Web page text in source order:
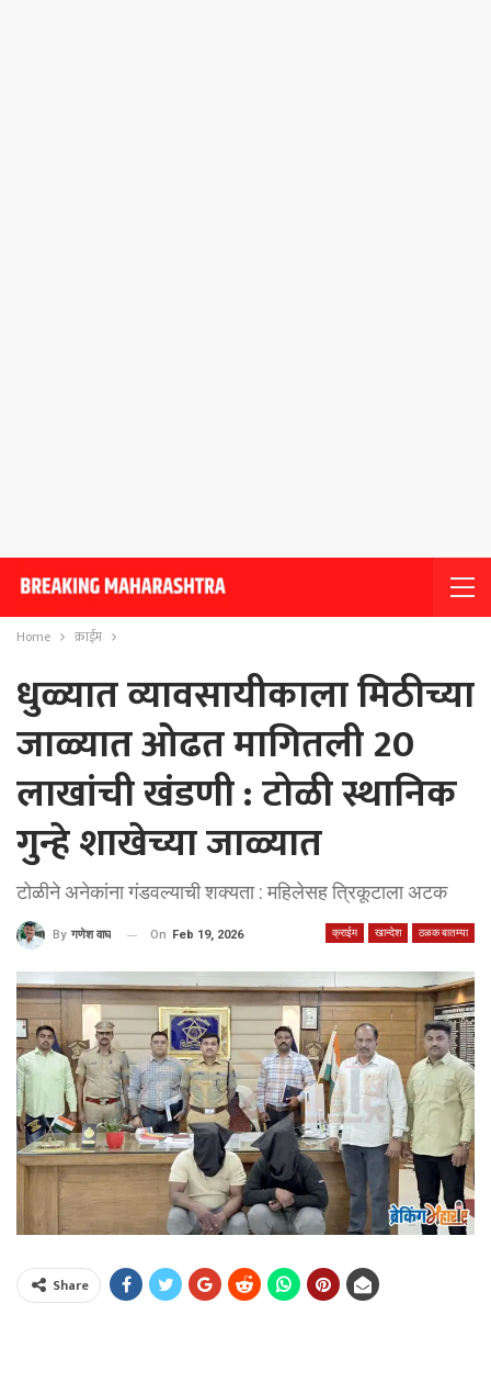
Home क्राईम
धुळ्यात व्यावसायीकाला मिठीच्या
जाळ्यात ओढत मागितली 20
लाखांची खंडणी : टोळी स्थानिक
गुन्हे शाखेच्या जाळ्यात
टोळीने अनेकांना गंडवल्याची शक्यता : महिलेसह त्रिकूटाला अटक
क्राईम खान्देश ठळक बातम्या
By गणेश वाघ On Feb 19, 2026
Share